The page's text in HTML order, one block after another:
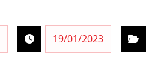
19/01/2023